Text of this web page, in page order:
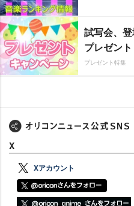
試写会、
プレゼント
プレゼント特集
X
Xアカウント